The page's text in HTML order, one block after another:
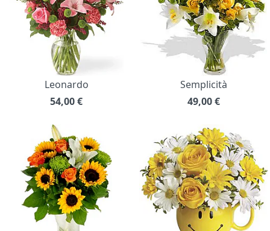
Leonardo
54,00€
Semplicità
49,00€